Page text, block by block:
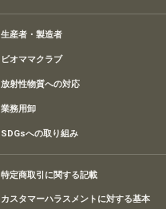
生産者・製造者
ビオママクラブ
放射性物質への対応
業務用卸
SDGsへの取り組み
特定商取引に関する記載
カスタマーハラスメントに対する基本